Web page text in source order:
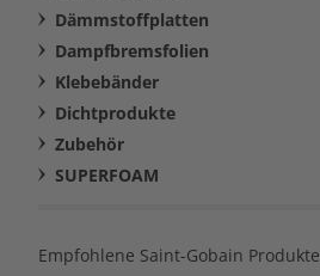
Dämmstoffplatten
Dampfbremsfolien
Klebebänder
Dichtprodukte
Zubehör
SUPERFOAM
Empfohlene Saint-Gobain Produkte